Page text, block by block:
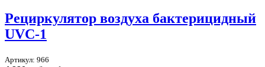
Рециркулятор воздуха бактерицидный
UVC-1
Артикул: 966